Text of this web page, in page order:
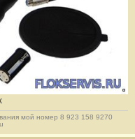
мой номер 8 923 158 9270